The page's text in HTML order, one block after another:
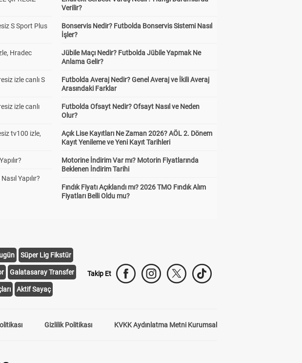
S Sport Plus
Hradec
izle canlı S
izle canlı
tv100 izle,
Yapılır?
Verilir?
Bonservis Nedir? Futbolda Bonservis Sistemi Nasıl
İşler?
Jübile Maçı Nedir? Futbolda Jübile Yapmak Ne
Anlama Gelir?
Futbolda Averaj Nedir? Genel Averaj ve İkili Averaj
Arasındaki Farklar
Futbolda Ofsayt Nedir? Ofsayt Nasıl ve Neden
Olur?
Açık Lise Kayıtları Ne Zaman 2026? AÖL 2. Dönem
Kayıt Yenileme ve Yeni Kayıt Tarihleri
Motorine İndirim Var mı? Motorin Fiyatlarında
Beklenen İndirim Tarihi
Fındık Fiyatı Açıklandı mı? 2026 TMO Fındık Alım
Fiyatları Belli Oldu mu?
Süper Lig Fikstür
Galatasaray Transfer
Aktif Sayaç
Takip Et
Gizlilik Politikası KVKK Aydınlatma Metni Kurumsal